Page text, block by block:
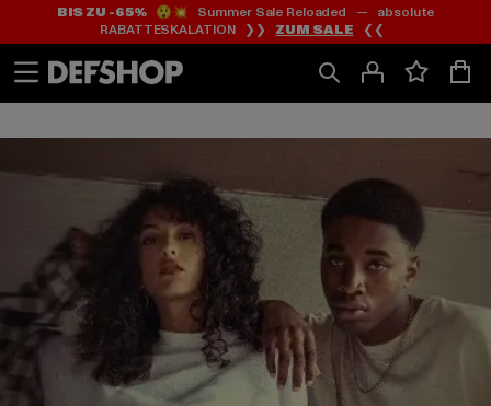
Zum
Inhalt
springen
Zum
Fußzeile
springen
BIS ZU -65%😲💥 Summer Sale Reloaded — absolute
RABATTESKALATION ❯❯ ZUM SALE ❮❮